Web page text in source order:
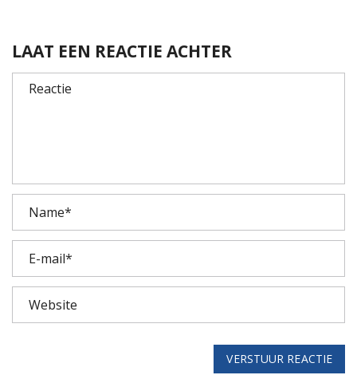
LAAT EEN REACTIE ACHTER
VERSTUUR REACTIE